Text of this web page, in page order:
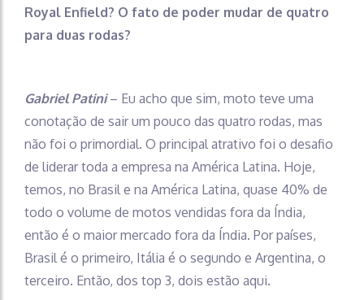
Royal Enfield? O fato de poder mudar de quatro
para duas rodas?
Gabriel Patini – Eu acho que sim, moto teve uma
conotação de sair um pouco das quatro rodas, mas
não foi o primordial. O principal atrativo foi o desafio
de liderar toda a empresa na América Latina. Hoje,
temos, no Brasil e na América Latina, quase 40% de
todo o volume de motos vendidas fora da Índia,
então é o maior mercado fora da Índia. Por países,
Brasil é o primeiro, Itália é o segundo e Argentina, o
terceiro. Então, dos top 3, dois estão aqui.